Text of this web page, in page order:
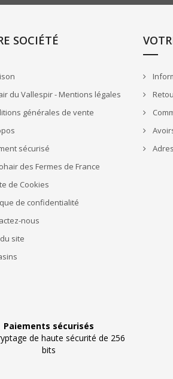
SOCIÉTÉ
du Vallespir - Mentions légales
générales de vente
sécurisé
des Fermes de France
de Cookies
de confidentialité
nous
site
Paiements sécurisés
de haute sécurité de 256
bits